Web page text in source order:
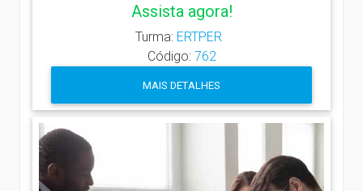
Assista agora!
Turma: ERTPER
Código: 762
MAIS DETALHES